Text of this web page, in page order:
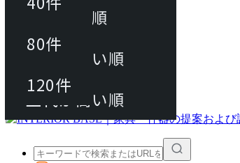
動画マニュアル
FAQ
カート
80件
120件
おすすめ順
上代が安い順
上代が高い順
80件
120件